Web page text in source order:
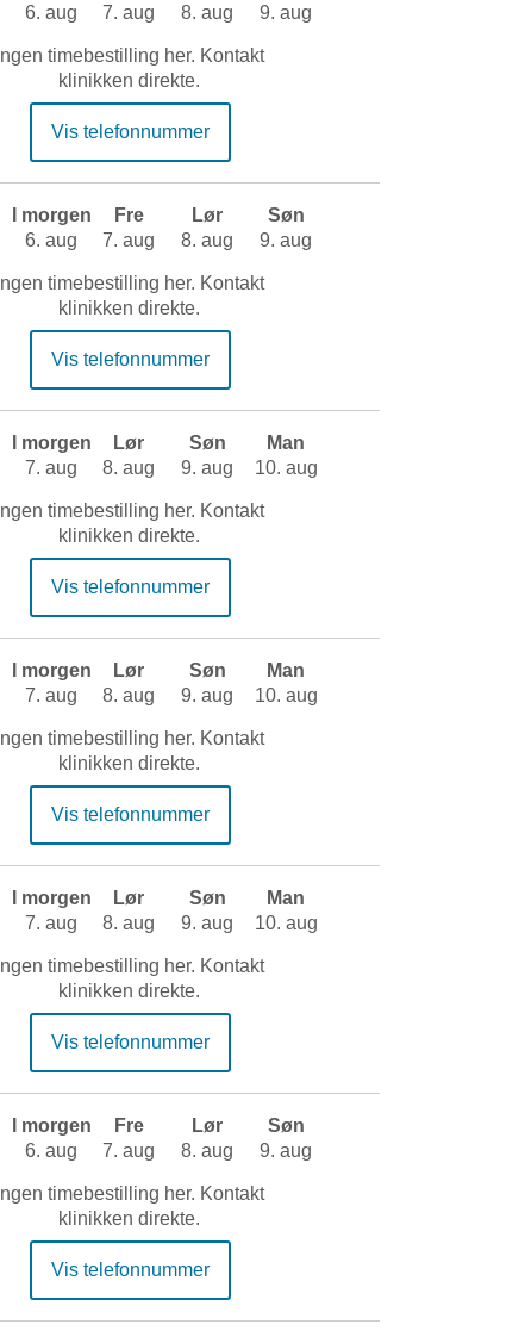
6. aug
7. aug
8. aug
9. aug
Ingen timebestilling her. Kontakt
klinikken direkte.
Vis telefonnummer
I morgen
6. aug
Fre
7. aug
Lør
8. aug
Søn
9. aug
Ingen timebestilling her. Kontakt
klinikken direkte.
Vis telefonnummer
I morgen
7. aug
Lør
8. aug
Søn
9. aug
Man
10. aug
Ingen timebestilling her. Kontakt
klinikken direkte.
Vis telefonnummer
I morgen
7. aug
Lør
8. aug
Søn
9. aug
Man
10. aug
Ingen timebestilling her. Kontakt
klinikken direkte.
Vis telefonnummer
I morgen
7. aug
Lør
8. aug
Søn
9. aug
Man
10. aug
Ingen timebestilling her. Kontakt
klinikken direkte.
Vis telefonnummer
I morgen
6. aug
Fre
7. aug
Lør
8. aug
Søn
9. aug
Ingen timebestilling her. Kontakt
klinikken direkte.
Vis telefonnummer